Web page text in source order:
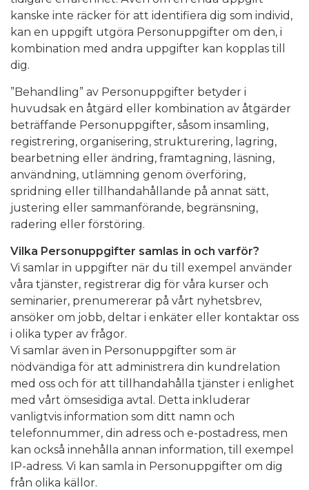
kanske inte räcker för att identifiera dig som individ,
kan en uppgift utgöra Personuppgifter om den, i
kombination med andra uppgifter kan kopplas till
dig.
”Behandling” av Personuppgifter betyder i
huvudsak en åtgärd eller kombination av åtgärder
beträffande Personuppgifter, såsom insamling,
registrering, organisering, strukturering, lagring,
bearbetning eller ändring, framtagning, läsning,
användning, utlämning genom överföring,
spridning eller tillhandahållande på annat sätt,
justering eller sammanförande, begränsning,
radering eller förstöring.
Vilka Personuppgifter samlas in och varför?
Vi samlar in uppgifter när du till exempel använder
våra tjänster, registrerar dig för våra kurser och
seminarier, prenumererar på vårt nyhetsbrev,
ansöker om jobb, deltar i enkäter eller kontaktar oss
i olika typer av frågor.
Vi samlar även in Personuppgifter som är
nödvändiga för att administrera din kundrelation
med oss och för att tillhandahålla tjänster i enlighet
med vårt ömsesidiga avtal. Detta inkluderar
vanligtvis information som ditt namn och
telefonnummer, din adress och e-postadress, men
kan också innehålla annan information, till exempel
IP-adress. Vi kan samla in Personuppgifter om dig
från olika källor.